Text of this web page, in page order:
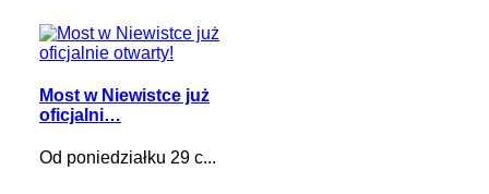
Most w Niewistce już
oficjalni…
Od poniedziałku 29 c...